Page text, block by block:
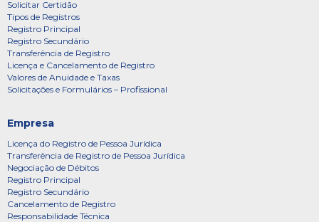
Solicitar Certidão
Tipos de Registros
Registro Principal
Registro Secundário
Transferência de Registro
Licença e Cancelamento de Registro
Valores de Anuidade e Taxas
Solicitações e Formulários – Profissional
Empresa
Licença do Registro de Pessoa Jurídica
Transferência de Registro de Pessoa Jurídica
Negociação de Débitos
Registro Principal
Registro Secundário
Cancelamento de Registro
Responsabilidade Técnica